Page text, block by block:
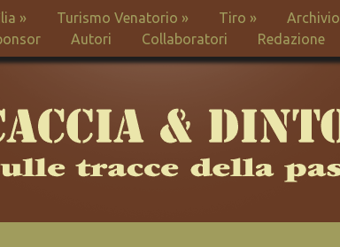
» Turismo Venatorio » Tiro » Archivio
Autori Collaboratori Redazione